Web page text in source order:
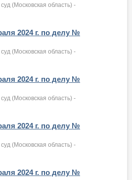
(Московская область) -
2024 г. по делу №
(Московская область) -
2024 г. по делу №
(Московская область) -
2024 г. по делу №
(Московская область) -
2024 г. по делу №